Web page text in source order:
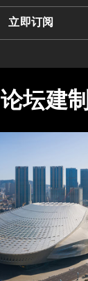
立即订阅
论坛建制